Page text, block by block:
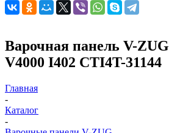
Варочная панель V-
V4000 I402 CTI4T-31144
Главная
-
Каталог
-